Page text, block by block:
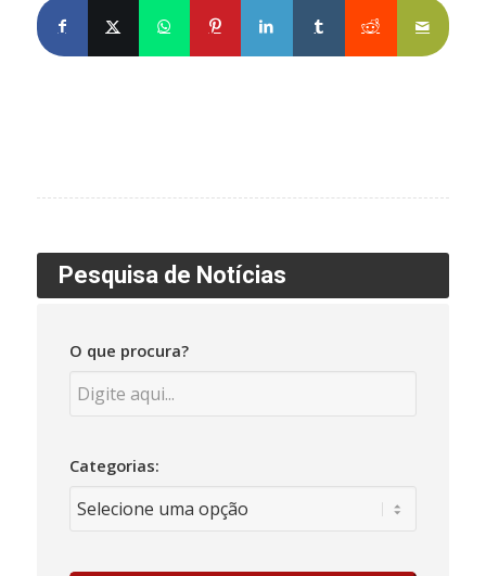
Pesquisa de Notícias
O que procura?
Categorias: